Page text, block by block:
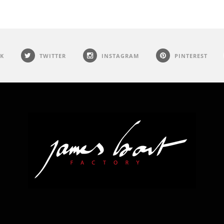
TWITTER INSTAGRAM PINTEREST